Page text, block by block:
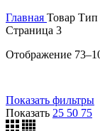
Главная Товар Тип
Страница 3
Отображение
Показать фильтры
Показать 25 50 75